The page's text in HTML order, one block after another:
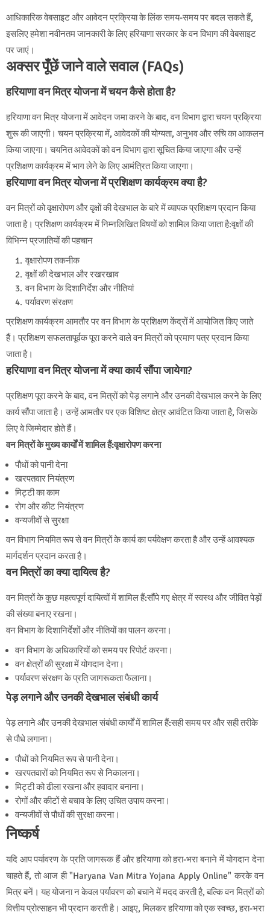
आधिकारिक वेबसाइट और आवेदन प्रक्रिया के लिंक समय-समय पर बदल सकते हैं,
इसलिए हमेशा नवीनतम जानकारी के लिए हरियाणा सरकार के वन विभाग की वेबसाइट
पर जाएं।
अक्सर पूँछें जाने वाले सवाल (FAQs)
हरियाणा वन मित्र योजना में चयन कैसे होता है?
हरियाणा वन मित्र योजना में आवेदन जमा करने के बाद, वन विभाग द्वारा चयन प्रक्रिया
शुरू की जाएगी। चयन प्रक्रिया में, आवेदकों की योग्यता, अनुभव और रुचि का आकलन
किया जाएगा। चयनित आवेदकों को वन विभाग द्वारा सूचित किया जाएगा और उन्हें
प्रशिक्षण कार्यक्रम में भाग लेने के लिए आमंत्रित किया जाएगा।
हरियाणा वन मित्र योजना में प्रशिक्षण कार्यक्रम क्या है?
वन मित्रों को वृक्षारोपण और वृक्षों की देखभाल के बारे में व्यापक प्रशिक्षण प्रदान किया
जाता है। प्रशिक्षण कार्यक्रम में निम्नलिखित विषयों को शामिल किया जाता है:वृक्षों की
विभिन्न प्रजातियों की पहचान
वृक्षारोपण तकनीक
वृक्षों की देखभाल और रखरखाव
वन विभाग के दिशानिर्देश और नीतियां
पर्यावरण संरक्षण
प्रशिक्षण कार्यक्रम आमतौर पर वन विभाग के प्रशिक्षण केंद्रों में आयोजित किए जाते
हैं। प्रशिक्षण सफलतापूर्वक पूरा करने वाले वन मित्रों को प्रमाण पत्र प्रदान किया
जाता है।
हरियाणा वन मित्र योजना में क्या कार्य सौंपा जायेगा?
प्रशिक्षण पूरा करने के बाद, वन मित्रों को पेड़ लगाने और उनकी देखभाल करने के लिए
कार्य सौंपा जाता है। उन्हें आमतौर पर एक विशिष्ट क्षेत्र आवंटित किया जाता है, जिसके
लिए वे जिम्मेदार होते हैं।
वन मित्रों के मुख्य कार्यों में शामिल हैं:वृक्षारोपण करना
पौधों को पानी देना
खरपतवार नियंत्रण
मिट्टी का काम
रोग और कीट नियंत्रण
वन्यजीवों से सुरक्षा
वन विभाग नियमित रूप से वन मित्रों के कार्य का पर्यवेक्षण करता है और उन्हें आवश्यक
मार्गदर्शन प्रदान करता है।
वन मित्रों का क्या दायित्व है?
वन मित्रों के कुछ महत्वपूर्ण दायित्वों में शामिल हैं:सौंपे गए क्षेत्र में स्वस्थ और जीवित पेड़ों
की संख्या बनाए रखना।
वन विभाग के दिशानिर्देशों और नीतियों का पालन करना।
वन विभाग के अधिकारियों को समय पर रिपोर्ट करना।
वन क्षेत्रों की सुरक्षा में योगदान देना।
पर्यावरण संरक्षण के प्रति जागरूकता फैलाना।
पेड़ लगाने और उनकी देखभाल संबंधी कार्य
पेड़ लगाने और उनकी देखभाल संबंधी कार्यों में शामिल हैं:सही समय पर और सही तरीके
से पौधे लगाना।
पौधों को नियमित रूप से पानी देना।
खरपतवारों को नियमित रूप से निकालना।
मिट्टी को ढीला रखना और हवादार बनाना।
रोगों और कीटों से बचाव के लिए उचित उपाय करना।
वन्यजीवों से पौधों की सुरक्षा करना।
निष्कर्ष
यदि आप पर्यावरण के प्रति जागरूक हैं और हरियाणा को हरा-भरा बनाने में योगदान देना
चाहते हैं, तो आज ही "Haryana Van Mitra Yojana Apply Online" करके वन
मित्र बनें। यह योजना न केवल पर्यावरण को बचाने में मदद करती है, बल्कि वन मित्रों को
वित्तीय प्रोत्साहन भी प्रदान करती है। आइए, मिलकर हरियाणा को एक स्वच्छ, हरा-भरा